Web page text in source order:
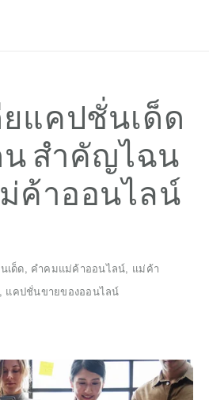
ยแคปชั่นเด็ด
สำคัญไฉน
ค้าออนไลน์
เด็ด, คำคมแม่ค้าออนไลน์, แม่ค้า
แคปชั่นขายของออนไลน์